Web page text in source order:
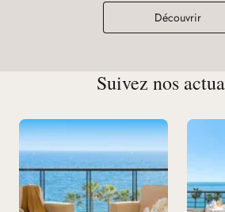
Découvrir
Suivez nos